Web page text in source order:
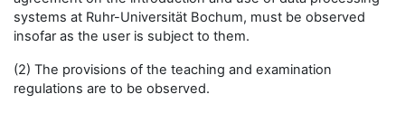
systems at Ruhr-Universität Bochum, must be observed
insofar as the user is subject to them.
(2) The provisions of the teaching and examination
regulations are to be observed.